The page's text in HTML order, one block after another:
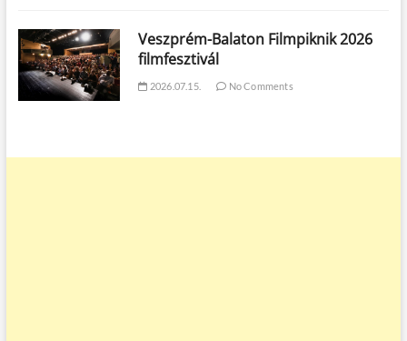
Veszprém-Balaton Filmpiknik 2026
filmfesztivál
2026.07.15. No Comments